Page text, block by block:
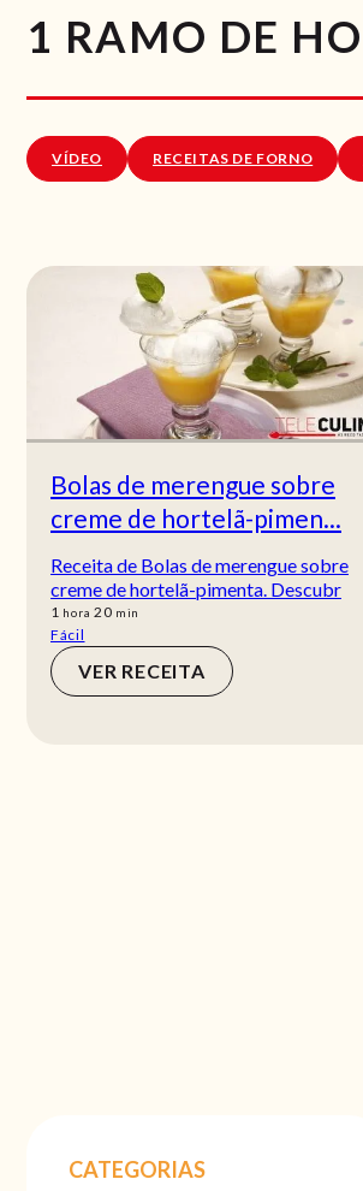
1 RAMO DE
VÍDEO RECEITAS DE FORNO
Bolas de merengue sobre
creme de hortelã-pimen...
Receita de Bolas de merengue sobre
creme de hortelã-pimenta. Descubr
1 hora
hora 20min
min
Fácil
VER RECEITA
CATEGORIAS